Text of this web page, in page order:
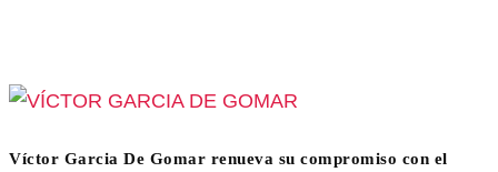
Víctor Garcia De Gomar renueva su compromiso con el